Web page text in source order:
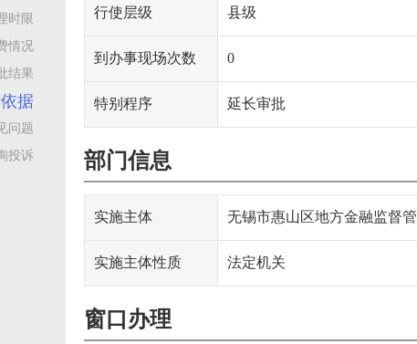
时限
情况
结果
据
问题
投诉
行使层级 县级
到办事现场次数 0
特别程序 延长审批
部门信息
实施主体 无锡市惠山区地方金融监督
实施主体性质 法定机关
窗口办理